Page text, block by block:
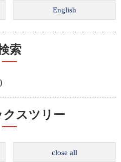
索
クスツリー
close all